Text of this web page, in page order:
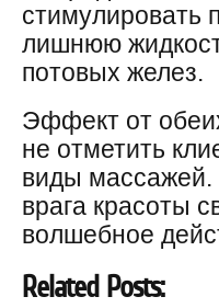
стимулировать
лишнюю
потовых желез.
Эффект от
не отметить
виды массажей.
врага красоты
волшебное
Related Posts: